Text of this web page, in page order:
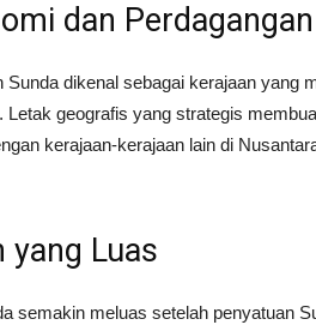
dan Perdagangan
dikenal sebagai kerajaan yang
Letak geografis yang strategis
kerajaan-kerajaan lain di
yang Luas
semakin meluas setelah penyatuan